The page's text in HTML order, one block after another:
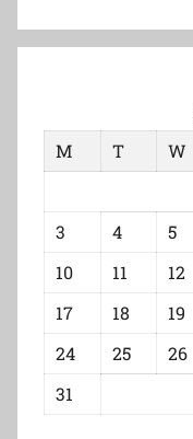
M
T W
3
4 5
10
11 12
17
18 19
24
25 26
31